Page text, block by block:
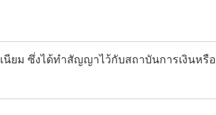
ยม ซึ่งได้ทำสัญญาไว้กับสถาบันการเงินหรือ